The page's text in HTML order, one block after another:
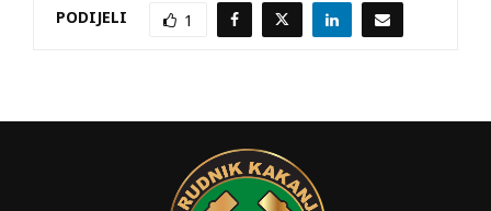
PODIJELI 1